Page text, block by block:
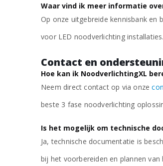
Waar vind ik meer informatie
Op onze uitgebreide kennisbank en
voor LED noodverlichting installaties.
Contact en
Hoe kan ik NoodverlichtingXL
Neem direct contact op via onze
beste 3 fase noodverlichting
Is het mogelijk om technische
Ja, technische documentatie is
bij het voorbereiden en plannen van